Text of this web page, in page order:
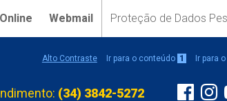
Webmail Proteção de Dados
Alto Contraste Ir para o conteúdo 1 Ir para
(34) 3842-5272